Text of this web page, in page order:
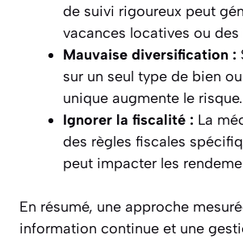
de suivi rigoureux peut
vacances locatives ou des
Mauvaise diversification :
sur un seul type de bien
unique augmente le risque.
Ignorer la fiscalité : La
des règles fiscales
peut impacter les
En résumé, une approche
information continue et une